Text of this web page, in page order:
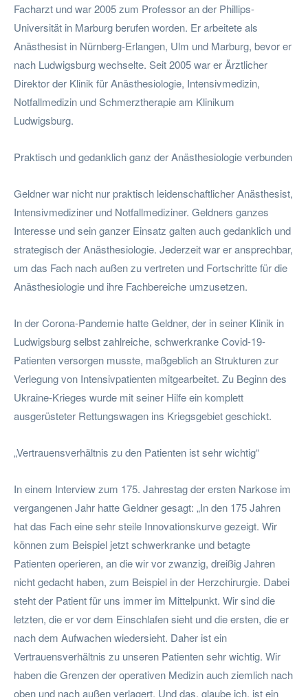
Facharzt und war 2005 zum Professor an der Phillips-
Universität in Marburg berufen worden. Er arbeitete als
Anästhesist in Nürnberg-Erlangen, Ulm und Marburg, bevor er
nach Ludwigsburg wechselte. Seit 2005 war er Ärztlicher
Direktor der Klinik für Anästhesiologie, Intensivmedizin,
Notfallmedizin und Schmerztherapie am Klinikum
Ludwigsburg.
Praktisch und gedanklich ganz der Anästhesiologie verbunden
Geldner war nicht nur praktisch leidenschaftlicher Anästhesist,
Intensivmediziner und Notfallmediziner. Geldners ganzes
Interesse und sein ganzer Einsatz galten auch gedanklich und
strategisch der Anästhesiologie. Jederzeit war er ansprechbar,
um das Fach nach außen zu vertreten und Fortschritte für die
Anästhesiologie und ihre Fachbereiche umzusetzen.
In der Corona-Pandemie hatte Geldner, der in seiner Klinik in
Ludwigsburg selbst zahlreiche, schwerkranke Covid-19-
Patienten versorgen musste, maßgeblich an Strukturen zur
Verlegung von Intensivpatienten mitgearbeitet. Zu Beginn des
Ukraine-Krieges wurde mit seiner Hilfe ein komplett
ausgerüsteter Rettungswagen ins Kriegsgebiet geschickt.
„Vertrauensverhältnis zu den Patienten ist sehr wichtig“
In einem Interview zum 175. Jahrestag der ersten Narkose im
vergangenen Jahr hatte Geldner gesagt: „In den 175 Jahren
hat das Fach eine sehr steile Innovationskurve gezeigt. Wir
können zum Beispiel jetzt schwerkranke und betagte
Patienten operieren, an die wir vor zwanzig, dreißig Jahren
nicht gedacht haben, zum Beispiel in der Herzchirurgie. Dabei
steht der Patient für uns immer im Mittelpunkt. Wir sind die
letzten, die er vor dem Einschlafen sieht und die ersten, die er
nach dem Aufwachen wiedersieht. Daher ist ein
Vertrauensverhältnis zu unseren Patienten sehr wichtig. Wir
haben die Grenzen der operativen Medizin auch ziemlich nach
oben und nach außen verlagert. Und das, glaube ich, ist ein